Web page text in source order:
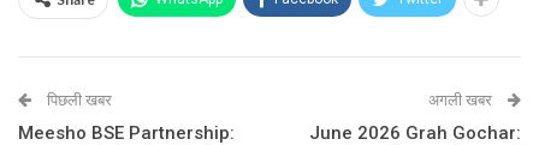
पिछली खबर
Meesho BSE Partnership:
अगली खबर
June 2026 Grah Gochar: